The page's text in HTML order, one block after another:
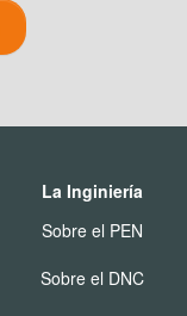
La Inginiería
Sobre el PEN
Sobre el DNC